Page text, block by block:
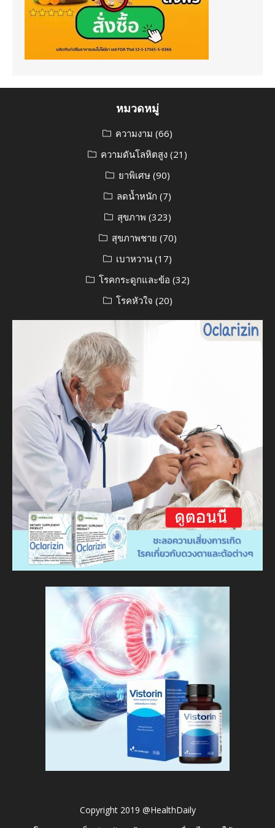
หมวดหมู่
ความงาม (66)
ความดันโลหิตสูง (21)
ยาพิเศษ(90)
ลดน้ำหนัก (7)
สุขภาพ (323)
สุขภาพชาย (70)
เบาหวาน (17)
โรคกระดูกและข้อ (32)
โรคหัวใจ (20)
Copyright 2019 @HealthDaily